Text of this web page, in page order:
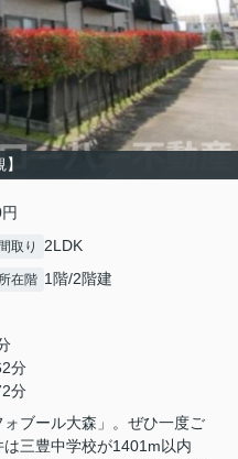
間取り 2LDK
所在階 1階/2階建
分
分
ブール大森」。ぜひ一度ご
三豊中学校が1401m以内